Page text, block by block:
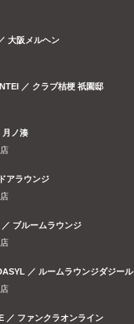
大阪メルヘン
／ クラブ桔梗 祇園邸
月ノ湊
アラウンジ
ブルームラウンジ
／ ルームラウンジダジール
／ ファンクラオンライン